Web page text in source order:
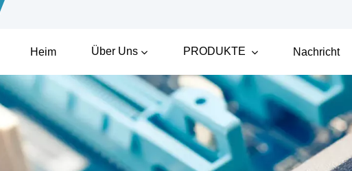
Heim Über Uns PRODUKTE Nachricht